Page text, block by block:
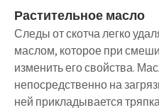
Растительное масло
Следы от скотча легко
маслом, которое при
изменить его свойства.
непосредственно на
ней прикладывается